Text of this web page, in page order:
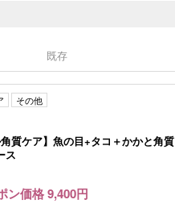
既存
その他
質ケア】魚の目+タコ＋かかと角質
ス
ン価格 9,400円